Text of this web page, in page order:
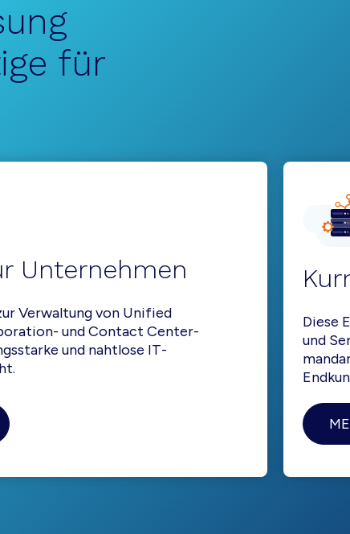
für
Unternehmen
Verwaltung von Unified
und Contact Center-
und nahtlose IT-
Diese
und